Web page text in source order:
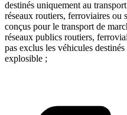
destinés uniquement au
réseaux routiers, ferroviaires ou
conçus pour le transport de
réseaux publics routiers,
pas exclus les véhicules
explosible ;